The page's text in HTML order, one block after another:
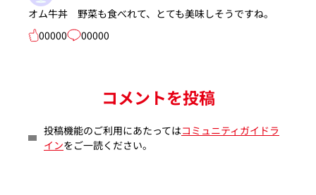
オム牛丼 野菜も食べれて、とても美味しそうですね。
00000
00000
コメントを投稿
投稿機能のご利用にあたってはコミュニティガイドラ
インをご一読ください。